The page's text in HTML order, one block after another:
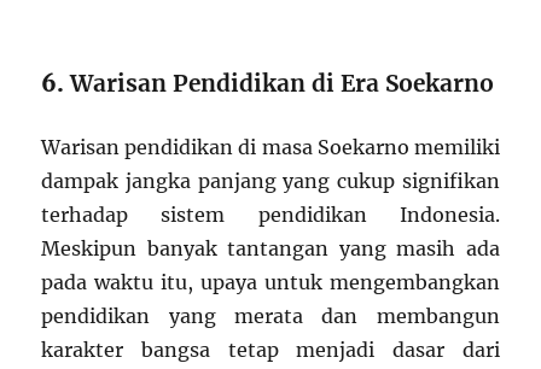
6.Warisan Pendidikan di Era Soekarno
Warisan pendidikan di masa Soekarno memiliki
dampak jangka panjang yang cukup signifikan
terhadap sistem pendidikan Indonesia.
Meskipun banyak tantangan yang masih ada
pada waktu itu, upaya untuk mengembangkan
pendidikan yang merata dan membangun
karakter bangsa tetap menjadi dasar dari